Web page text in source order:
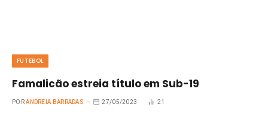
FUTEBOL
Famalicão estreia título em Sub-19
POR ANDREIA BARRADAS 27/05/2023 21